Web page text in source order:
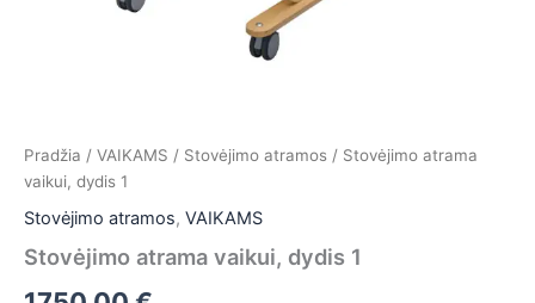
Pradžia / VAIKAMS / Stovėjimo atramos / Stovėjimo atrama
vaikui, dydis 1
Stovėjimo atramos, VAIKAMS
Stovėjimo atrama vaikui, dydis 1